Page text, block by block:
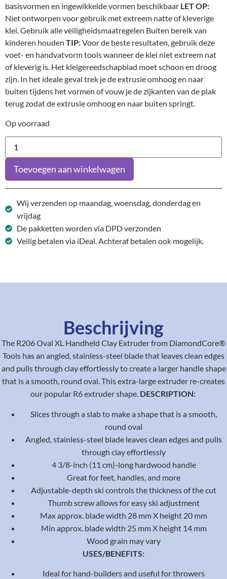
basisvormen en ingewikkelde vormen beschikbaar LET OP:
Niet ontworpen voor gebruik met extreem natte of kleverige
klei. Gebruik alle veiligheidsmaatregelen Buiten bereik van
kinderen houden TIP:Voor de beste resultaten, gebruik deze
voet- en handvatvorm tools wanneer de klei niet extreem nat
of kleverig is. Het kleigereedschapblad moet schoon en droog
zijn. In het ideale geval trek je de extrusie omhoog en naar
buiten tijdens het vormen of vouw je de zijkanten van de plak
terug zodat de extrusie omhoog en naar buiten springt.
Op voorraad
Toevoegen aan winkelwagen
Wij verzenden op maandag, woensdag, donderdag en
vrijdag
De pakketten worden via DPD verzonden
Veilig betalen via iDeal. Achteraf betalen ook mogelijk.
Beschrijving
The R206 Oval XL Handheld Clay Extruder from DiamondCore®
Tools has an angled, stainless-steel blade that leaves clean edges
and pulls through clay effortlessly to create a larger handle shape
that is a smooth, round oval. This extra-large extruder re-creates
our popular R6 extruder shape. DESCRIPTION:
Slices through a slab to make a shape that is a smooth,
round oval
Angled, stainless-steel blade leaves clean edges and pulls
through clay effortlessly
4 3/8-inch (11 cm)-long hardwood handle
Great for feet, handles, and more
Adjustable-depth ski controls the thickness of the cut
Thumb screw allows for easy ski adjustment
Max approx. blade width 28 mm X height 20 mm
Min approx. blade width 25 mm X height 14 mm
Wood grain may vary
USES/BENEFITS:
Ideal for hand-builders and useful for throwers